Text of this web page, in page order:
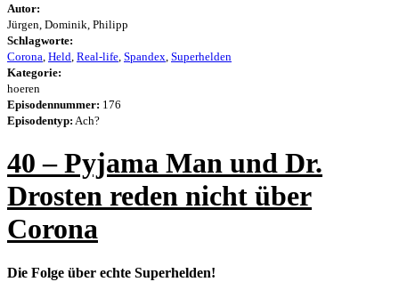
Autor:
Jürgen, Dominik, Philipp
Schlagworte:
Corona Held Real-life Spandex Superhelden
Kategorie:
hoeren
Episodennummer: 176
Episodentyp: Ach?
40 – Pyjama Man und Dr.
Drosten reden nicht über
Corona
Die Folge über echte Superhelden!